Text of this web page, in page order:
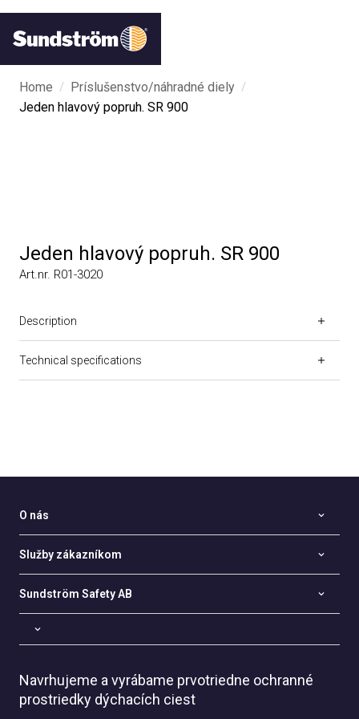
Home / Príslušenstvo/náhradné diely /
Jeden hlavový popruh. SR 900
Jeden hlavový popruh. SR 900
Art.nr. R01-3020
Description
Technical specifications
O nás
Služby zákazníkom
Sundström Safety AB
Navrhujeme a vyrábame prvotriedne ochranné
prostriedky dýchacích ciest